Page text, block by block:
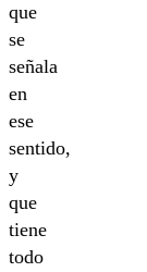
que
se
señala
en
ese
sentido,
y
que
tiene
todo